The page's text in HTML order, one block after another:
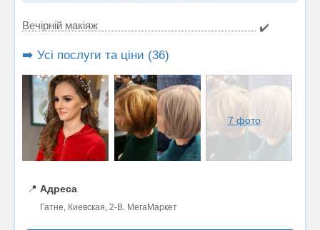
Вечірній макіяж ✔️
➡️ Усі послуги та ціни (36)
7 фото
📍 Адреса
Гатне, Киевская, 2-В. МегаМаркет